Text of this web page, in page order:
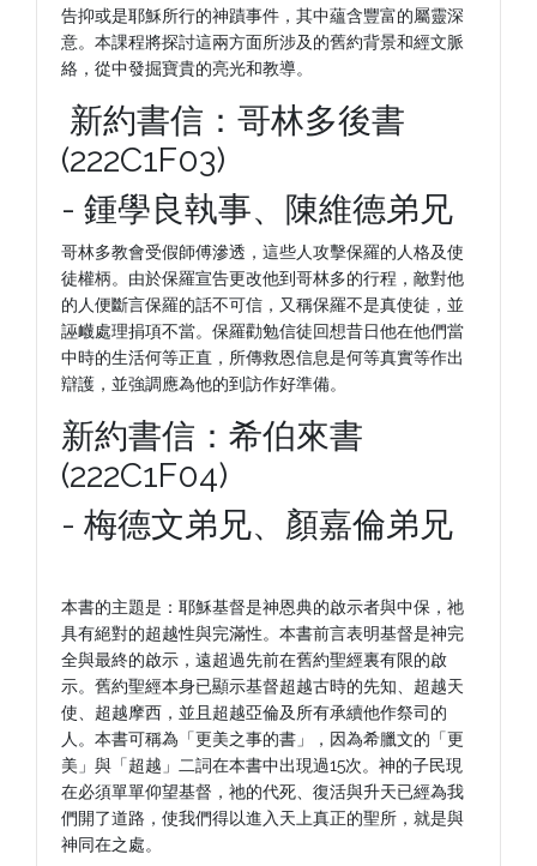
告抑或是耶穌所行的神蹟事件，其中蘊含豐富的屬靈深
意。本課程將探討這兩方面所涉及的舊約背景和經文脈
絡，從中發掘寶貴的亮光和教導。
新約書信：哥林多後書
(222C1F03)
- 鍾學良執事、陳維德弟兄
哥林多教會受假師傅滲透，這些人攻擊保羅的人格及使
徒權柄。由於保羅宣告更改他到哥林多的行程，敵對他
的人便斷言保羅的話不可信，又稱保羅不是真使徒，並
誣衊處理捐項不當。保羅勸勉信徒回想昔日他在他們當
中時的生活何等正直，所傳救恩信息是何等真實等作出
辯護，並強調應為他的到訪作好準備。
新約書信：希伯來書
(222C1F04)
- 梅德文弟兄、顏嘉倫弟兄
本書的主題是：耶穌基督是神恩典的啟示者與中保，祂
具有絕對的超越性與完滿性。本書前言表明基督是神完
全與最終的啟示，遠超過先前在舊約聖經裏有限的啟
示。舊約聖經本身已顯示基督超越古時的先知、超越天
使、超越摩西，並且超越亞倫及所有承續他作祭司的
人。本書可稱為「更美之事的書」，因為希臘文的「更
美」與「超越」二詞在本書中出現過15次。神的子民現
在必須單單仰望基督，祂的代死、復活與升天已經為我
們開了道路，使我們得以進入天上真正的聖所，就是與
神同在之處。